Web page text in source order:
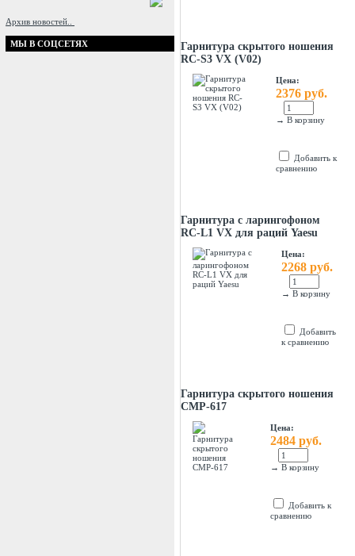
Архив новостей..
МЫ В СОЦСЕТЯХ
Гарнитура скрытого ношения
RC-S3 VX (V02)
Цена:
2376 руб.
→ В корзину
Добавить к
сравнению
Гарнитура с ларингофоном
RC-L1 VX для раций Yaesu
Цена:
2268 руб.
→ В корзину
Добавить
к сравнению
Гарнитура скрытого ношения
CMP-617
Цена:
2484 руб.
→ В корзину
Добавить к
сравнению